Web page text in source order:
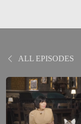
ALL EPISODES